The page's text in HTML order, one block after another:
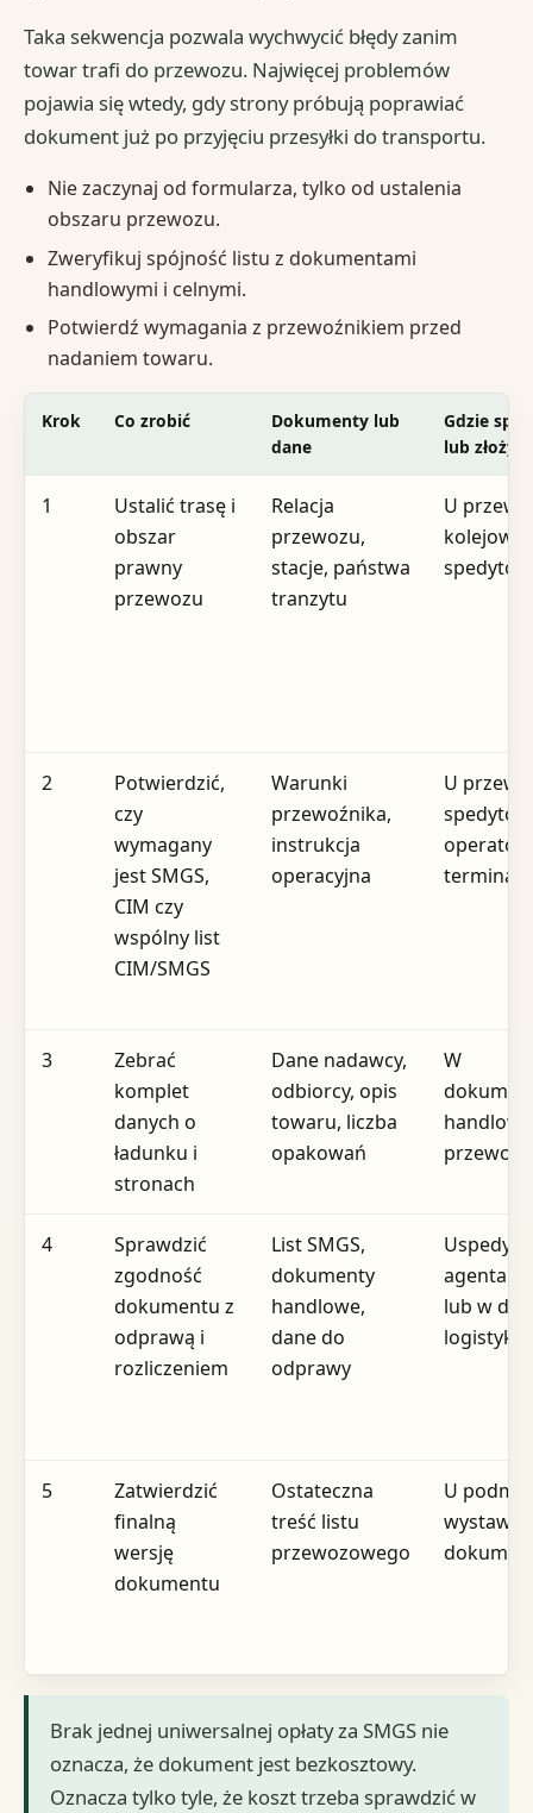
Taka sekwencja pozwala wychwycić błędy zanim
towar trafi do przewozu. Najwięcej problemów
pojawia się wtedy, gdy strony próbują poprawiać
dokument już po przyjęciu przesyłki do transportu.
Nie zaczynaj od formularza, tylko od ustalenia
obszaru przewozu.
Zweryfikuj spójność listu z dokumentami
handlowymi i celnymi.
Potwierdź wymagania z przewoźnikiem przed
nadaniem towaru.
Krok Co zrobić
Dokumenty lub
dane
Gdzie
lub złożyć
1
Ustalić trasę i
obszar
prawny
przewozu
Relacja
przewozu,
stacje, państwa
tranzytu
U
2
Potwierdzić,
czy
wymagany
jest SMGS,
CIM czy
wspólny list
CIM/SMGS
Warunki
przewoźnika,
instrukcja
operacyjna
U
terminala
3
Zebrać
komplet
danych o
ładunku i
stronach
Dane nadawcy,
odbiorcy, opis
towaru, liczba
opakowań
W
4
Sprawdzić
zgodność
dokumentu z
odprawą i
rozliczeniem
List SMGS,
dokumenty
handlowe,
dane do
odprawy
agenta
lub w
logistyki
5
Zatwierdzić
finalną
wersję
dokumentu
Ostateczna
treść listu
przewozowego
U
Brak jednej uniwersalnej opłaty za SMGS nie
oznacza, że dokument jest bezkosztowy.
Oznacza tylko tyle, że koszt trzeba sprawdzić w